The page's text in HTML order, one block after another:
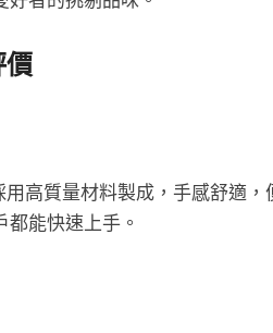
價
用高質量材料製成，手感舒適
都能快速上手。